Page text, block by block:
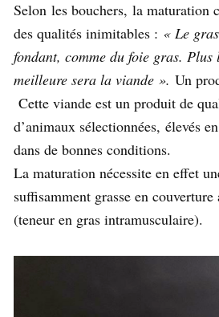
Selon les bouchers, la maturation
des qualités inimitables : « Le
fondant, comme du foie gras. Plus
meilleure sera la viande ». Un
Cette viande est un produit de
d’animaux sélectionnées, élevés
dans de bonnes conditions.
La maturation nécessite en effet
suffisamment grasse en
(teneur en gras intramusculaire).